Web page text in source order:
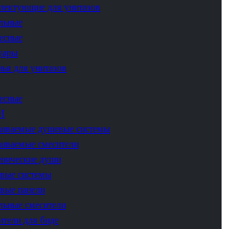
для унитазов
для унитазов
душевые системы
смесители
души
системы
панели
смесители
для биде